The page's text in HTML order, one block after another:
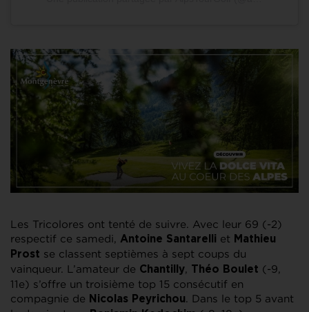
Les Tricolores ont tenté de suivre. Avec leur 69 (-2)
respectif ce samedi, Antoine Santarelli et Mathieu
Prost se classent septièmes à sept coups du
vainqueur. L’amateur de Chantilly, Théo Boulet (-9,
11e) s’offre un troisième top 15 consécutif en
compagnie de Nicolas Peyrichou. Dans le top 5 avant